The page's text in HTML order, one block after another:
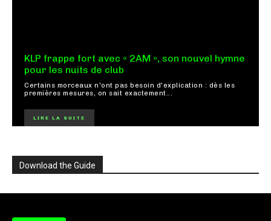
KLP frappe fort avec « 2AM », son nouvel hymne
pour les nuits de club
Certains morceaux n'ont pas besoin d'explication : dès les
premières mesures, on sait exactement...
LIRE LA SUITE
Download the Guide